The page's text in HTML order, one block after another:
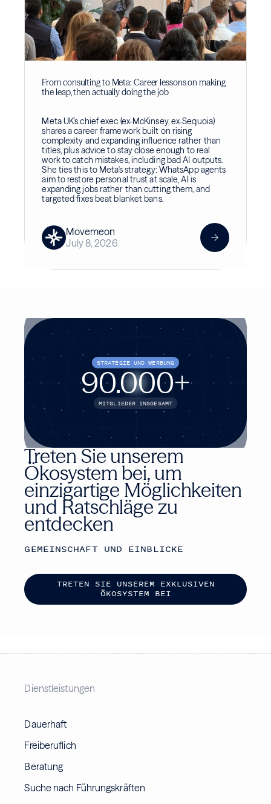
From consulting to Meta: Career lessons on making
the leap, then actually doing the job
Meta UK's chief exec (ex-McKinsey, ex-Sequoia)
shares a career framework built on rising
complexity and expanding influence rather than
titles, plus advice to stay close enough to real
work to catch mistakes, including bad AI outputs.
She ties this to Meta's strategy: WhatsApp agents
aim to restore personal trust at scale, AI is
expanding jobs rather than cutting them, and
targeted fixes beat blanket bans.
Movemeon
July 8, 2026
Treten Sie unserem
Ökosystem bei, um
einzigartige Möglichkeiten
und Ratschläge zu
entdecken
GEMEINSCHAFT UND EINBLICKE
TRETEN SIE UNSEREM EXKLUSIVEN
ÖKOSYSTEM BEI
STRATEGIE UND WERBUNG
90.000+
MITGLIEDER INSGESAMT
Dienstleistungen
Dauerhaft
Freiberuflich
Beratung
Suche nach Führungskräften